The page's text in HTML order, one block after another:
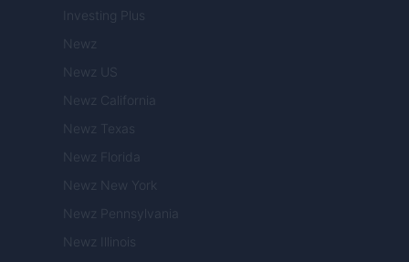
Investing Plus
Newz
Newz US
Newz California
Newz Texas
Newz Florida
Newz New York
Newz Pennsylvania
Newz Illinois